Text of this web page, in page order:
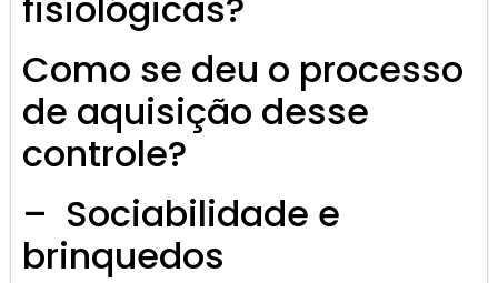
Como se deu o processo
de aquisição desse
controle?
– Sociabilidade e
brinquedos